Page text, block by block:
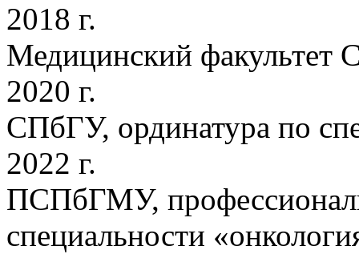
2018 г.
Медицинский факультет
2020 г.
СПбГУ, ординатура по
2022 г.
ПСПбГМУ,
специальности